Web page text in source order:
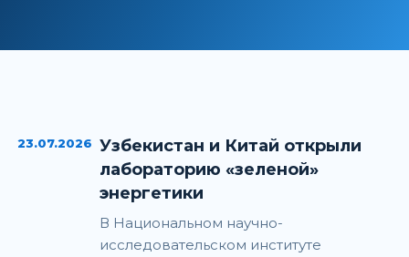
23.07.2026 Узбекистан и Китай открыли
лабораторию «зеленой»
энергетики
В Национальном научно-
исследовательском институте